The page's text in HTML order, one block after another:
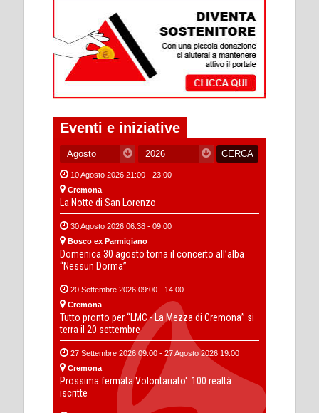
Eventi e iniziative
10 Agosto 2026 21:00 - 23:00
Cremona
La Notte di San Lorenzo
30 Agosto 2026 06:38 - 09:00
Bosco ex Parmigiano
Domenica 30 agosto torna il concerto all’alba
“Nessun Dorma”
20 Settembre 2026 09:00 - 14:00
Cremona
Tutto pronto per “LMC - La Mezza di Cremona” si
terra il 20 settembre
27 Settembre 2026 09:00 - 27 Agosto 2026 19:00
Cremona
Prossima fermata Volontariato' :100 realtà
iscritte